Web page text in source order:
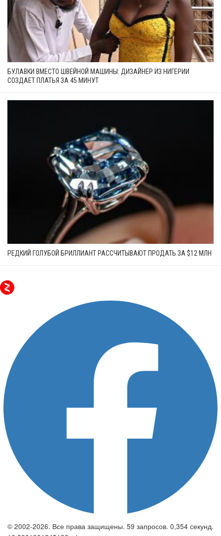
БУЛАВКИ ВМЕСТО ШВЕЙНОЙ МАШИНЫ: ДИЗАЙНЕР ИЗ НИГЕРИИ
СОЗДАЕТ ПЛАТЬЯ ЗА 45 МИНУТ
РЕДКИЙ ГОЛУБОЙ БРИЛЛИАНТ РАССЧИТЫВАЮТ ПРОДАТЬ ЗА $12 МЛН
© 2002-2026. Все права защищены. 59 запросов. 0,354 секунд.